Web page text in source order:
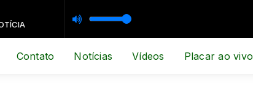
MÚSICA, ESPORTE E NOTÍCIA
Contato Notícias Vídeos Placar ao vivo